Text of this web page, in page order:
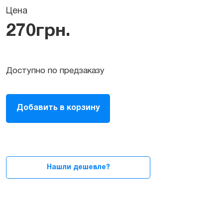
Цена
270грн.
Доступно по предзаказу
Нижние
болты
для
Добавить в корзину
Нашли дешевле?